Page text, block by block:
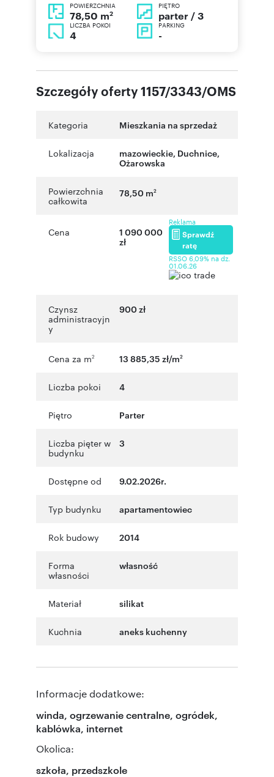
POWIERZCHNIA
78,50 m2
PIĘTRO
parter / 3
LICZBA POKOI
4
PARKING
-
Szczegóły oferty 1157/3343/OMS
Kategoria Mieszkania na sprzedaż
Lokalizacja mazowieckie, Duchnice,
Ożarowska
Powierzchnia
całkowita
78,50 m2
Cena
1 090 000
zł
Reklama
Sprawdź
ratę
RSSO 6,09% na dz.
01.06.26
Czynsz
administracyjn
y
900 zł
Cena za m2 13 885,35 zł/m2
Liczba pokoi 4
Piętro Parter
Liczba pięter w
budynku
3
Dostępne od 9.02.2026r.
Typ budynku apartamentowiec
Rok budowy 2014
Forma
własności
własność
Materiał silikat
Kuchnia aneks kuchenny
Informacje dodatkowe:
winda, ogrzewanie centralne, ogródek,
kablówka, internet
Okolica:
szkoła, przedszkole